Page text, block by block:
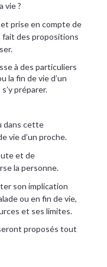
vie ?
prise en compte de
fait des propositions
à des particuliers
la fin de vie d’un
préparer.
dans cette
vie d’un proche.
et de
la personne.
son implication
ou en fin de vie,
et ses limites.
proposés tout